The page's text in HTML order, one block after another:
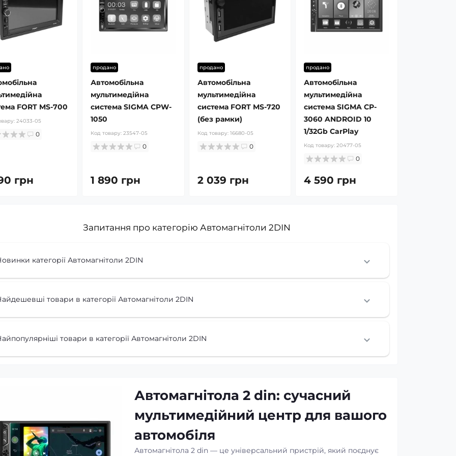
FORT MS-700
24033-05
0
грн
продано
Автомобільна
мультимедійна
система SIGMA CPW-
1050
Код товару: 23547-05
0
1 890 грн
продано
Автомобільна
мультимедійна
система FORT MS-720
(без рамки)
Код товару: 16680-05
0
2 039 грн
продано
Автомобільна
мультимедійна
система SIGMA CP-
3060 ANDROID 10
1/32Gb CarPlay
Код товару:20477-05
0
4 590 грн
Запитання про категорію Автомагнітоли 2DIN
категорії Автомагнітоли 2DIN
товари в категорії Автомагнітоли 2DIN
товари в категорії Автомагнітоли 2DIN
Автомагнітола 2 din: сучасний
мультимедійний центр для вашого
автомобіля
Автомагнітола 2 din — це універсальний пристрій, який поєднує